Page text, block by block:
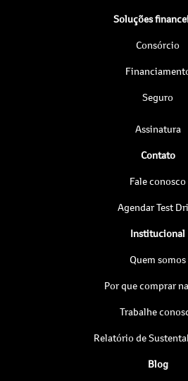
Soluções
Consórcio
Seguro
Assinatura
Contato
Fale conosco
Agendar Test
Institucional
Quem somos
Por que comprar
Trabalhe
Relatório de
Blog